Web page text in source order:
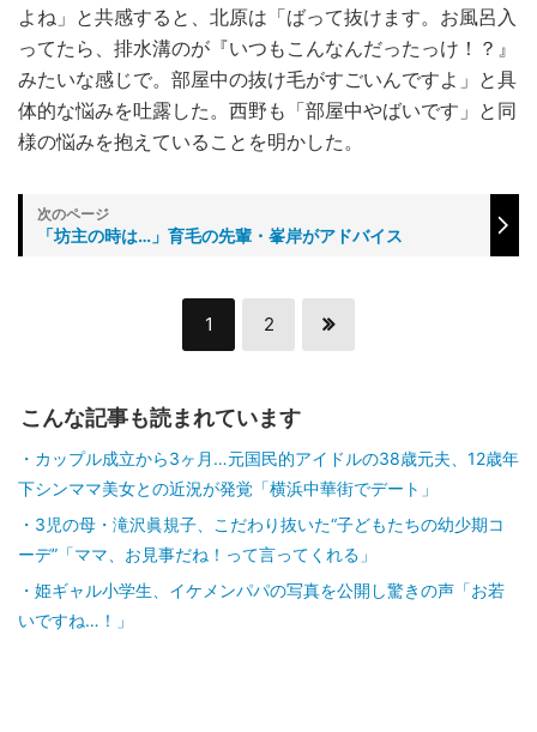
よね」と共感すると、北原は「ばって抜けます。お風呂入
ってたら、排水溝のが『いつもこんなんだったっけ！？』
みたいな感じで。部屋中の抜け毛がすごいんですよ」と具
体的な悩みを吐露した。西野も「部屋中やばいです」と同
様の悩みを抱えていることを明かした。
「坊主の時は…」育毛の先輩・峯岸がアドバイス
1 2
こんな記事も読まれています
カップル成立から3ヶ月…元国民的アイドルの38歳元夫、12歳年
下シンママ美女との近況が発覚「横浜中華街でデート」
3児の母・滝沢眞規子、こだわり抜いた“子どもたちの幼少期コ
ーデ”「ママ、お見事だね！って言ってくれる」
姫ギャル小学生、イケメンパパの写真を公開し驚きの声「お若
いですね…！」